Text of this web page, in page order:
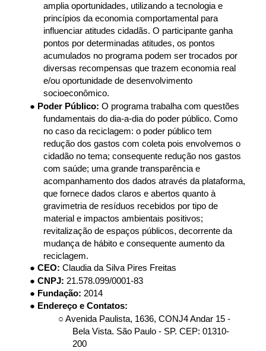
amplia oportunidades, utilizando a tecnologia e
princípios da economia comportamental para
influenciar atitudes cidadãs. O participante ganha
pontos por determinadas atitudes, os pontos
diversas recompensas que trazem economia real
e/ou oportunidade de desenvolvimento
socioeconômico.
● Poder Público: O programa trabalha com questões
fundamentais do dia-a-dia do poder público. Como
no caso da reciclagem: o poder público tem
redução dos gastos com coleta pois envolvemos o
cidadão no tema; consequente redução nos gastos
com saúde; uma grande transparência e
acompanhamento dos dados através da plataforma,
que fornece dados claros e abertos quanto à
gravimetria de resíduos recebidos por tipo de
material e impactos ambientais positivos;
revitalização de espaços públicos, decorrente da
mudança de hábito e consequente aumento da
reciclagem.
● CEO: Claudia da Silva Pires Freitas
● CNPJ: 21.578.099/0001-83
● Fundação: 2014
● Endereço e Contatos:
○ Avenida Paulista, 1636, CONJ4 Andar 15 -
Bela Vista. São Paulo - SP. CEP: 01310-
200